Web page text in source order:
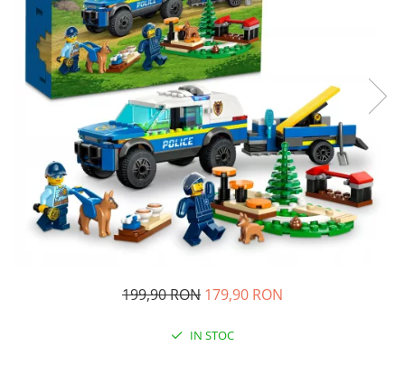
Rechizite si papetarie pentru copii
Creioane colorate si carioci
Ghiozdane si genti
Harti de perete si globuri
pamantesti
Librarie online
Fictiune
Manuale si auxiliare scolare
Birotica & Papetarie
Jucarii, Copii & Bebe199,90 RON 179,90 RON
IN STOC